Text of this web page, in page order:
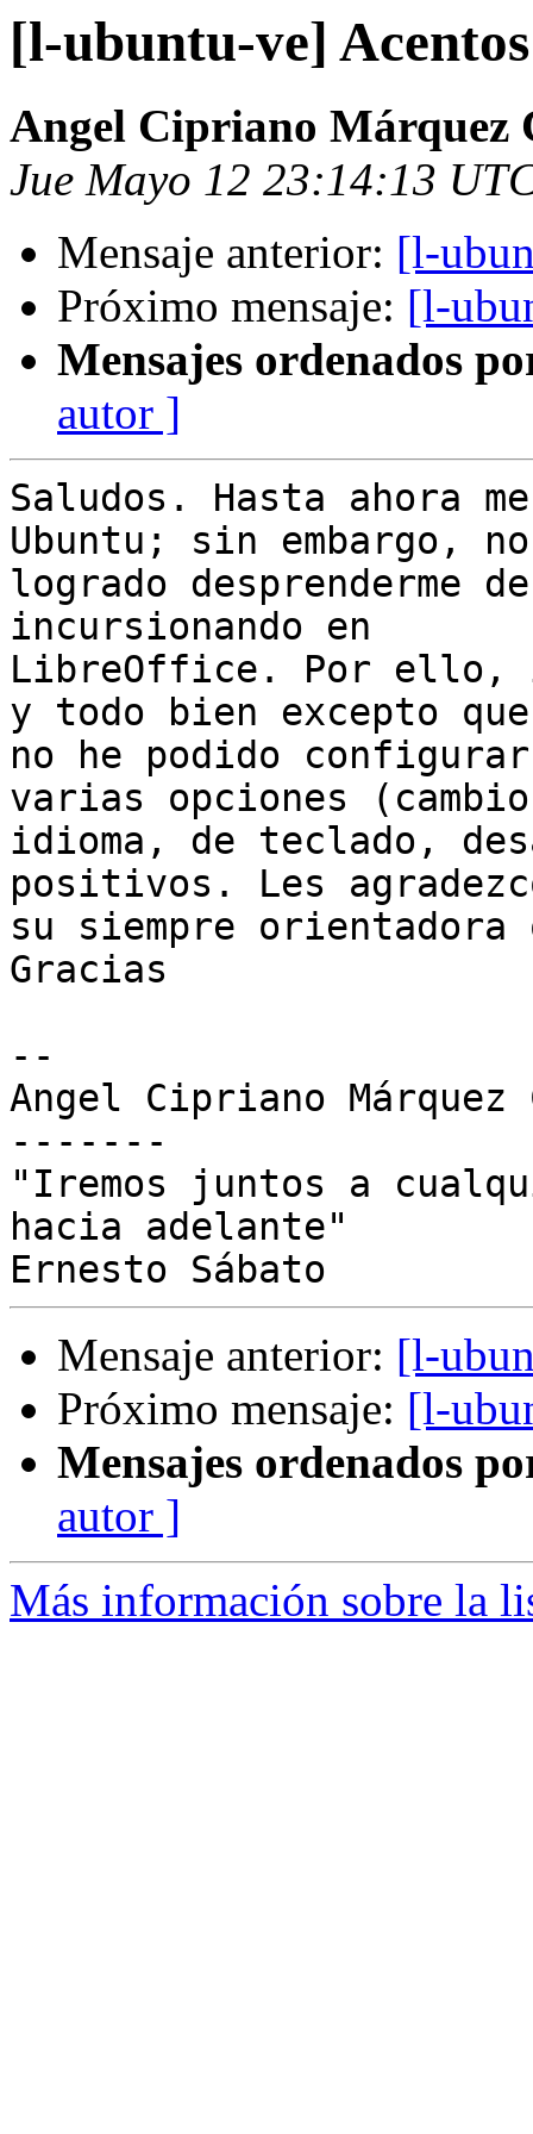
[l-ubuntu-ve]
Angel Cipriano Márquez
Jue Mayo 12 23:14:13
Mensaje anterior: [l-
Próximo mensaje: [l-
Mensajes ordenados
autor ]
Saludos. Hasta ahora
Ubuntu; sin embargo,
logrado desprenderme
incursionando en
LibreOffice. Por ello,
y todo bien excepto que
no he podido
varias opciones
idioma, de teclado,
positivos. Les
su siempre
Gracias
--
Angel Cipriano Márquez
-------
"Iremos juntos a
hacia adelante"
Mensaje anterior: [l-
Próximo mensaje: [l-
Mensajes ordenados
autor ]
Más información sobre la